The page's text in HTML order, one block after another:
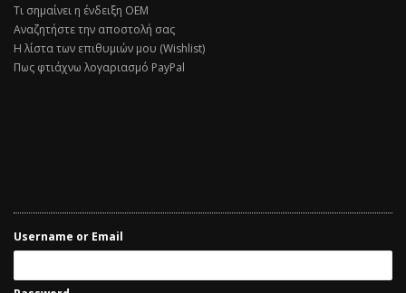
Τι σημαίνει η ένδειξη ΟΕΜ
Αναζητήστε την αποστολή σας
Η λίστα των επιθυμιών μου (Wishlist)
Πως φτιάχνω λογαριασμό PayPal
Username or Email